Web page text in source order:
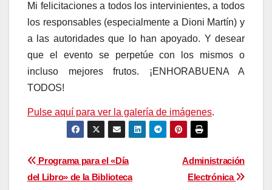
Mi felicitaciones a todos los intervinientes, a todos
los responsables (especialmente a Dioni Martín) y
a las autoridades que lo han apoyado. Y desear
que el evento se perpetúe con los mismos o
incluso mejores frutos. ¡ENHORABUENA A
TODOS!
Pulse aquí para ver la galería de imágenes.
Navegación
Administración
Electrónica
Programa para el «Día
del Libro» de la Biblioteca